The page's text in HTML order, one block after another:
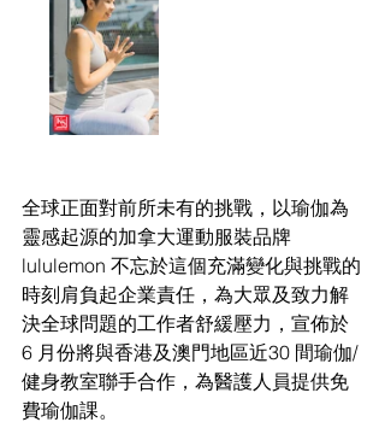
全球正面對前所未有的挑戰，以瑜伽為
靈感起源的加拿大運動服裝品牌
lululemon 不忘於這個充滿變化與挑戰的
時刻肩負起企業責任，為大眾及致力解
決全球問題的工作者舒緩壓力，宣佈於
6 月份將與香港及澳門地區近30 間瑜伽/
健身教室聯手合作，為醫護人員提供免
費瑜伽課。